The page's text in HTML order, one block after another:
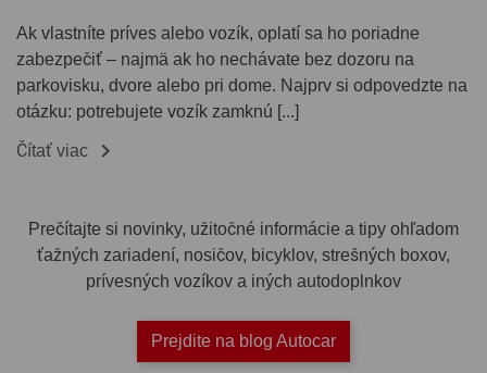
Ak vlastníte príves alebo vozík, oplatí sa ho poriadne
zabezpečiť – najmä ak ho nechávate bez dozoru na
parkovisku, dvore alebo pri dome. Najprv si odpovedzte na
otázku: potrebujete vozík zamknú [...]
Čítať viac 
Prečítajte si novinky, užitočné informácie a tipy ohľadom
ťažných zariadení, nosičov, bicyklov, strešných boxov,
prívesných vozíkov a iných autodoplnkov
Prejdite na blog Autocar